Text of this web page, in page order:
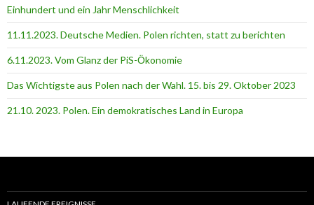
Einhundert und ein Jahr Menschlichkeit
11.11.2023. Deutsche Medien. Polen richten, statt zu berichten
6.11.2023. Vom Glanz der PiS-Ӧkonomie
Das Wichtigste aus Polen nach der Wahl. 15. bis 29. Oktober 2023
21.10. 2023. Polen. Ein demokratisches Land in Europa